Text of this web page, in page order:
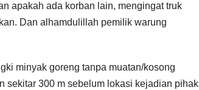
apakah ada korban lain, mengingat truk
Dan alhamdulillah pemilik warung
minyak goreng tanpa muatan/kosong
sekitar 300 m sebelum lokasi kejadian pihak